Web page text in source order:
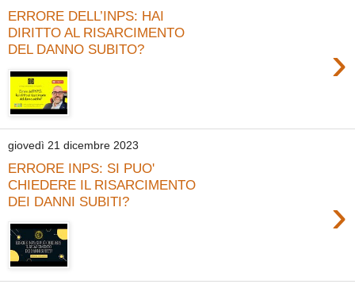
ERRORE DELL’INPS: HAI
DIRITTO AL RISARCIMENTO
DEL DANNO SUBITO?
›
giovedì 21 dicembre 2023
ERRORE INPS: SI PUO'
CHIEDERE IL RISARCIMENTO
DEI DANNI SUBITI?
›